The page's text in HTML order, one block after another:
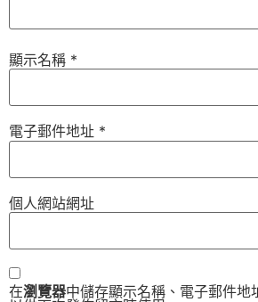
顯示名稱 *
電子郵件地址 *
個人網站網址
在瀏覽器中儲存顯示名稱、電子郵件地